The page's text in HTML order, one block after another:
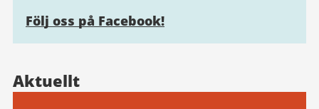
Följ oss på Facebook!
Aktuellt